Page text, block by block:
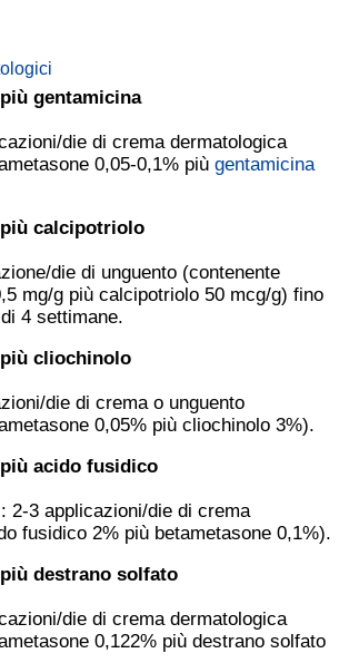
gentamicina
die di crema dermatologica
0,05-0,1% più gentamicina
calcipotriolo
die di unguento (contenente
mg/g più calcipotriolo 50 mcg/g) fino
4 settimane.
cliochinolo
die di crema o unguento
0,05% più cliochinolo 3%).
acido fusidico
2-3 applicazioni/die di crema
fusidico 2% più betametasone 0,1%).
destrano solfato
die di crema dermatologica
0,122% più destrano solfato